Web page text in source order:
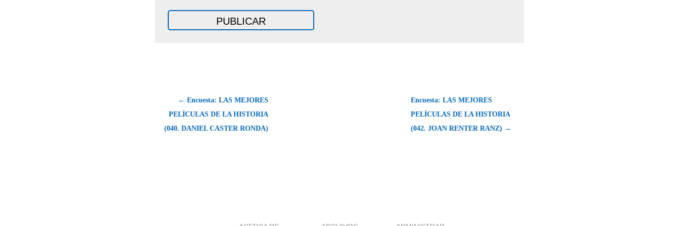
← Encuesta: LAS MEJORES
PELÍCULAS DE LA HISTORIA
(040. DANIEL CASTER RONDA)
Encuesta: LAS MEJORES
PELÍCULAS DE LA HISTORIA
(042. JOAN RENTER RANZ) →